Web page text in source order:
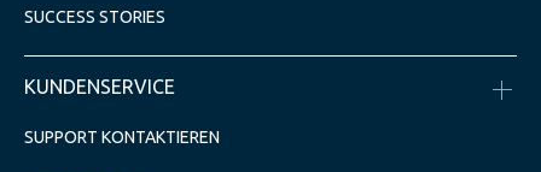
SUCCESS STORIES
KUNDENSERVICE
SUPPORT KONTAKTIEREN